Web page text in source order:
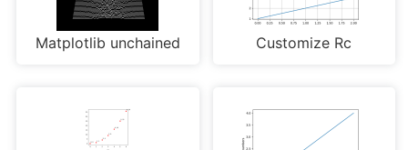
Matplotlib unchained Customize Rc